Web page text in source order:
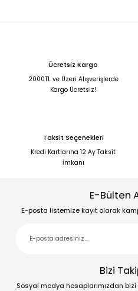
Ücretsiz Kargo
2000TL ve Üzeri Alışverişlerde
Kargo Ücretsiz!
Taksit Seçenekleri
Kredi Kartlarına 12 Ay Taksit
İmkanı
E-Bülten
E-posta listemize kayıt olarak
Bizi
Sosyal medya hesaplarımızdan